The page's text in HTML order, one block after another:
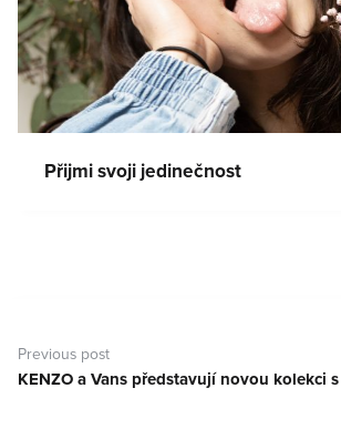
Přijmi svoji jedinečnost
pro
příspěvek
Previous post
Previous
KENZO a Vans představují novou kolekci